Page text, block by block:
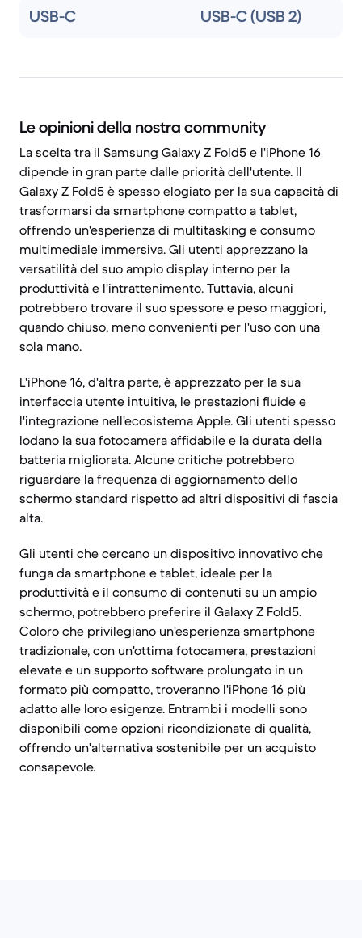
USB-C USB-C (USB 2)
Le opinioni della nostra community
La scelta tra il Samsung Galaxy Z Fold5 e l'iPhone 16
dipende in gran parte dalle priorità dell'utente. Il
Galaxy Z Fold5 è spesso elogiato per la sua capacità di
trasformarsi da smartphone compatto a tablet,
offrendo un'esperienza di multitasking e consumo
multimediale immersiva. Gli utenti apprezzano la
versatilità del suo ampio display interno per la
produttività e l'intrattenimento. Tuttavia, alcuni
potrebbero trovare il suo spessore e peso maggiori,
quando chiuso, meno convenienti per l'uso con una
sola mano.
L'iPhone 16, d'altra parte, è apprezzato per la sua
interfaccia utente intuitiva, le prestazioni fluide e
l'integrazione nell'ecosistema Apple. Gli utenti spesso
lodano la sua fotocamera affidabile e la durata della
batteria migliorata. Alcune critiche potrebbero
riguardare la frequenza di aggiornamento dello
schermo standard rispetto ad altri dispositivi di fascia
alta.
Gli utenti che cercano un dispositivo innovativo che
funga da smartphone e tablet, ideale per la
produttività e il consumo di contenuti su un ampio
schermo, potrebbero preferire il Galaxy Z Fold5.
Coloro che privilegiano un'esperienza smartphone
tradizionale, con un'ottima fotocamera, prestazioni
elevate e un supporto software prolungato in un
formato più compatto, troveranno l'iPhone 16 più
adatto alle loro esigenze. Entrambi i modelli sono
disponibili come opzioni ricondizionate di qualità,
offrendo un'alternativa sostenibile per un acquisto
consapevole.